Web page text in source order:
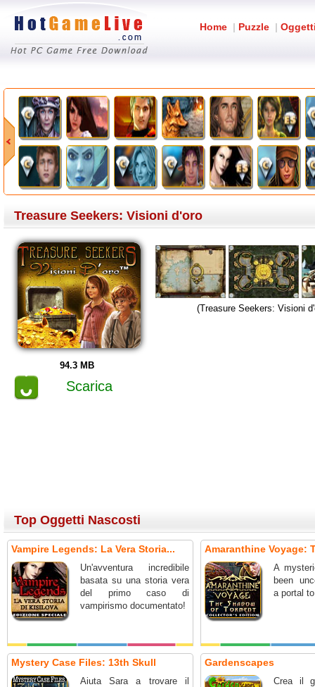
Home | Puzzle |
Treasure Seekers: Visioni d'oro
94.3 MB
Scarica
(Treasure Seekers: Visioni
Top Oggetti Nascosti
Vampire Legends: La Vera Storia...
Un'avventura incredibile
basata su una storia vera
del primo caso di
vampirismo documentato!
Amaranthine Voyage:
A
been
a portal
Mystery Case Files: 13th Skull
Aiuta Sara a trovare il
Gardenscapes
Crea il